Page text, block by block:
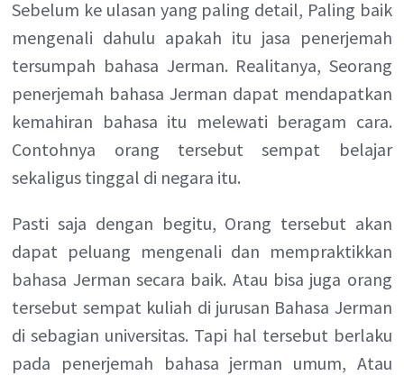
Sebelum ke ulasan yang paling detail, Paling baik
mengenali dahulu apakah itu jasa penerjemah
tersumpah bahasa Jerman. Realitanya, Seorang
penerjemah bahasa Jerman dapat mendapatkan
kemahiran bahasa itu melewati beragam cara.
Contohnya orang tersebut sempat belajar
sekaligus tinggal di negara itu.
Pasti saja dengan begitu, Orang tersebut akan
dapat peluang mengenali dan mempraktikkan
bahasa Jerman secara baik. Atau bisa juga orang
tersebut sempat kuliah di jurusan Bahasa Jerman
di sebagian universitas. Tapi hal tersebut berlaku
pada penerjemah bahasa jerman umum, Atau